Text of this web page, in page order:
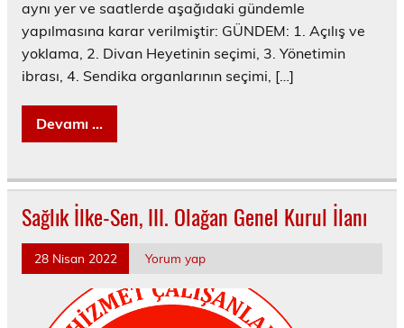
aynı yer ve saatlerde aşağıdaki gündemle
yapılmasına karar verilmiştir: GÜNDEM: 1. Açılış ve
yoklama, 2. Divan Heyetinin seçimi, 3. Yönetimin
ibrası, 4. Sendika organlarının seçimi, […]
Devamı ...
Sağlık İlke-Sen, III. Olağan Genel Kurul İlanı
28 Nisan 2022 Yorum yap